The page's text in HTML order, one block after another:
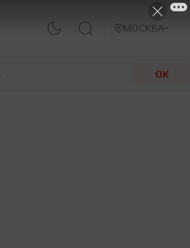
МОСКВА
ОК